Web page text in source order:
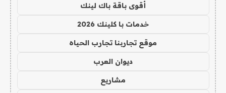
أقوى باقة باك لينك
خدمات با كلينك 2026
موقع تجاربنا تجارب الحياه
ديوان العرب
مشاريع